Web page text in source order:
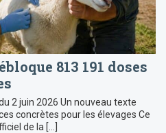
813 191 doses
2 juin 2026 Un nouveau texte
concrètes pour les élevages Ce
de la […]